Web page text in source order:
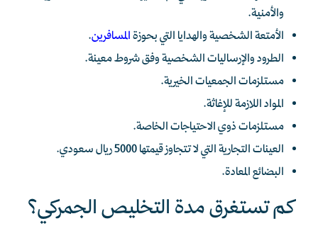
والأمنية.
الأمتعة الشخصية والهدايا التي بحوزةالمسافرين.
الطرود والإرساليات الشخصية وفق شروط معينة.
مستلزمات الجمعيات الخيرية.
المواد اللازمة للإغاثة.
مستلزمات ذوي الاحتياجات الخاصة.
العينات التجارية التي لا تتجاوز قيمتها 5000 ريال سعودي.
البضائع المعادة.
كم تستغرق مدة التخليص الجمركي؟